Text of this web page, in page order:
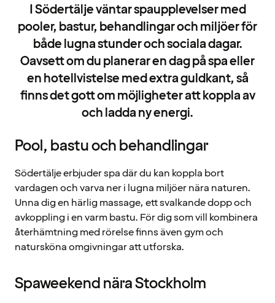
I Södertälje väntar spaupplevelser med
pooler, bastur, behandlingar och miljöer för
både lugna stunder och sociala dagar.
Oavsett om du planerar en dag på spa eller
en hotellvistelse med extra guldkant, så
finns det gott om möjligheter att koppla av
och ladda ny energi.
Pool, bastu och behandlingar
Södertälje erbjuder spa där du kan koppla bort
vardagen och varva ner i lugna miljöer nära naturen.
Unna dig en härlig massage, ett svalkande dopp och
avkoppling i en varm bastu. För dig som vill kombinera
återhämtning med rörelse finns även gym och
natursköna omgivningar att utforska.
Spaweekend nära Stockholm